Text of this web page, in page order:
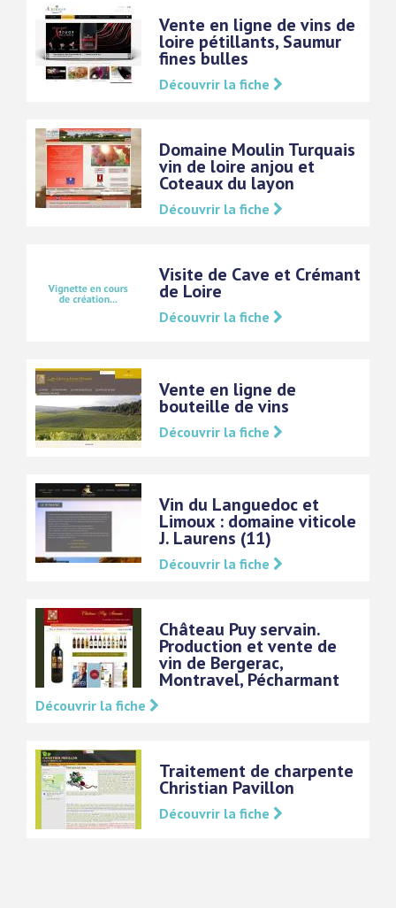
Vente en ligne de vins de
loire pétillants, Saumur
fines bulles
Découvrir la fiche
Domaine Moulin Turquais
vin de loire anjou et
Coteaux du layon
Découvrir la fiche
Visite de Cave et Crémant
de Loire
Découvrir la fiche
Vente en ligne de
bouteille de vins
Découvrir la fiche
Vin du Languedoc et
Limoux : domaine viticole
J. Laurens (11)
Découvrir la fiche
Château Puy servain.
Production et vente de
vin de Bergerac,
Montravel, Pécharmant
Découvrir la fiche
Traitement de charpente
Christian Pavillon
Découvrir la fiche